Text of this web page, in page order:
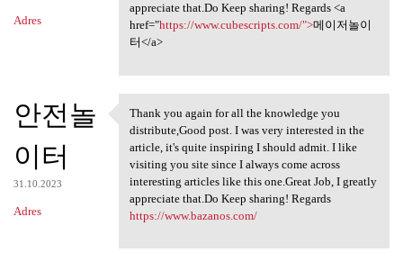
Adres
appreciate that.Do Keep sharing! Regards <a
href="https://www.cubescripts.com/">메이저놀이
터</a>
안전놀
이터
31.10.2023
Adres
Thank you again for all the
Thank you again for all the knowledge you
distribute,Good post. I was very interested in the
article, it's quite inspiring I should admit. I like
visiting you site since I always come across
interesting articles like this one.Great Job, I greatly
appreciate that.Do Keep sharing! Regards
https://www.bazanos.com/